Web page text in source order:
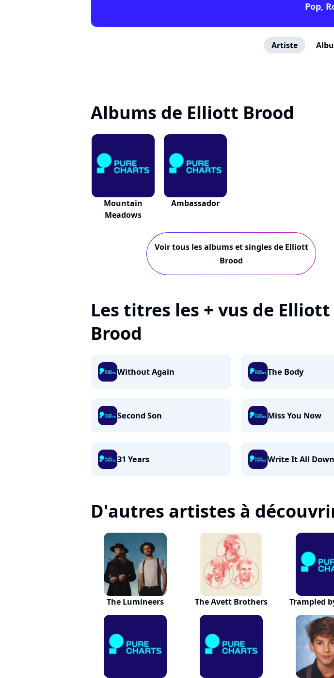
Pop,
Artiste
Albums de Elliott Brood
Mountain
Meadows
Ambassador
Voir tous les albums et singles de Elliott
Brood
Les titres les + vus de Elliott
Brood
Without Again The Body
Second Son Miss You Now
31 Years Write It All
D'autres artistes à
The Lumineers The Avett Brothers Trampled